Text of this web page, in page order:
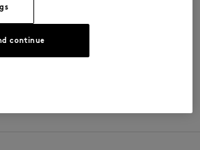
Express,
continue